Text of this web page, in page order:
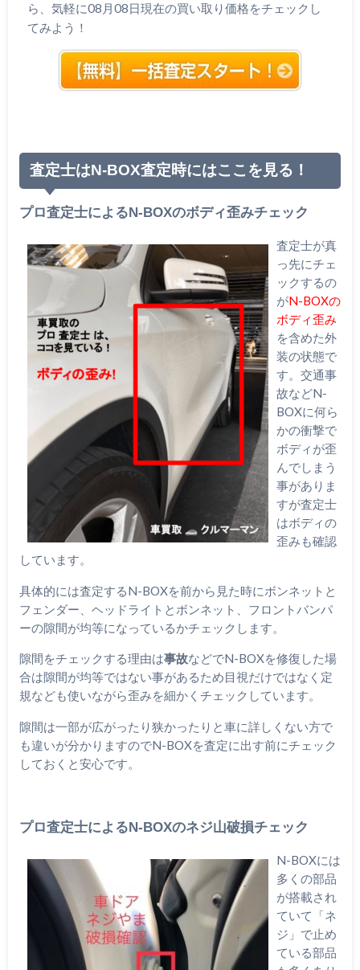
ら、気軽に08月08日現在の買い取り価格をチェックし
てみよう！
査定士はN-BOX査定時にはここを見る！
プロ査定士によるN-BOXのボディ歪みチェック
査定士が真
っ先にチェ
ックするの
がN-BOXの
ボディ歪み
を含めた外
装の状態で
す。交通事
故などN-
BOXに何ら
かの衝撃で
ボディが歪
んでしまう
事がありま
すが査定士
はボディの
歪みも確認
しています。
具体的には査定するN-BOXを前から見た時にボンネットと
フェンダー、ヘッドライトとボンネット、フロントバンパ
ーの隙間が均等になっているかチェックします。
隙間をチェックする理由は事故などでN-BOXを修復した場
合は隙間が均等ではない事があるため目視だけではなく定
規なども使いながら歪みを細かくチェックしています。
隙間は一部が広がったり狭かったりと車に詳しくない方で
も違いが分かりますのでN-BOXを査定に出す前にチェック
しておくと安心です。
プロ査定士によるN-BOXのネジ山破損チェック
N-BOXには
多くの部品
が搭載され
ていて「ネ
ジ」で止め
ている部品